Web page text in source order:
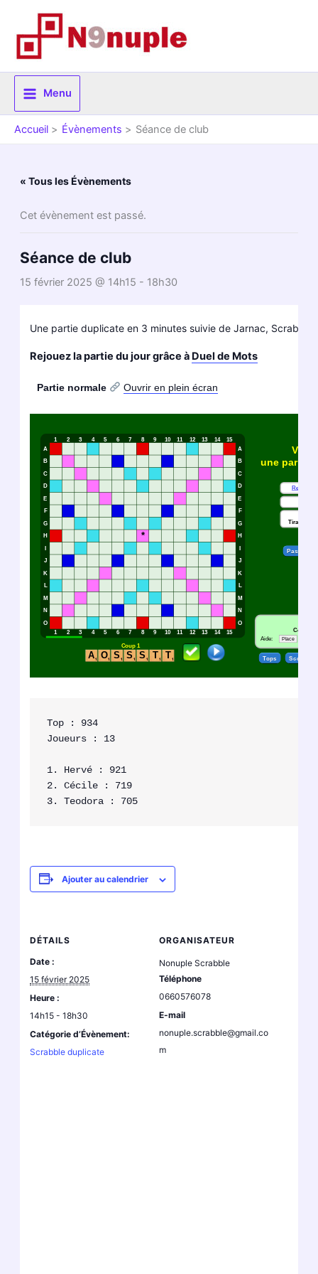
contenu
Menu
Accueil Évènements Séance de club
« Tous les Évènements
Cet évènement est passé.
Séance de club
15 février 2025 @ 14h15 - 18h30
Une partie duplicate en 3 minutes suivie de Jarnac,
Rejouez la partie du jour grâce à Duel de Mots
Partie normale Ouvrir en plein écran
Top : 934
Joueurs : 13
1. Hervé : 921
2. Cécile : 719
Ajouter au calendrier
DÉTAILS
Date :
15 février 2025
Heure :
14h15 - 18h30
Catégorie d’Évènement:
Scrabble duplicate
ORGANISATEUR
Nonuple Scrabble
Téléphone
0660576078
E-mail
nonuple.scrabble@gmail.co
m